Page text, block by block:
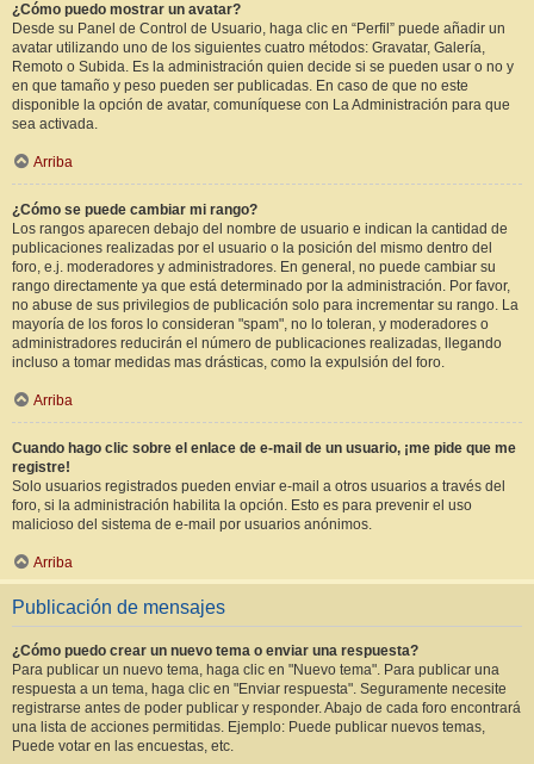
¿Cómo puedo mostrar un avatar?
Desde su Panel de Control de Usuario, haga clic en “Perfil” puede añadir un
avatar utilizando uno de los siguientes cuatro métodos: Gravatar, Galería,
Remoto o Subida. Es la administración quien decide si se pueden usar o no y
en que tamaño y peso pueden ser publicadas. En caso de que no este
disponible la opción de avatar, comuníquese con La Administración para que
sea activada.
Arriba
¿Cómo se puede cambiar mi rango?
Los rangos aparecen debajo del nombre de usuario e indican la cantidad de
publicaciones realizadas por el usuario o la posición del mismo dentro del
foro, e.j. moderadores y administradores. En general, no puede cambiar su
rango directamente ya que está determinado por la administración. Por favor,
no abuse de sus privilegios de publicación solo para incrementar su rango. La
mayoría de los foros lo consideran "spam", no lo toleran, y moderadores o
administradores reducirán el número de publicaciones realizadas, llegando
incluso a tomar medidas mas drásticas, como la expulsión del foro.
Arriba
Cuando hago clic sobre el enlace de e-mail de un usuario, ¡me pide que me
registre!
Solo usuarios registrados pueden enviar e-mail a otros usuarios a través del
foro, si la administración habilita la opción. Esto es para prevenir el uso
malicioso del sistema de e-mail por usuarios anónimos.
Arriba
Publicación de mensajes
¿Cómo puedo crear un nuevo tema o enviar una respuesta?
Para publicar un nuevo tema, haga clic en "Nuevo tema". Para publicar una
respuesta a un tema, haga clic en "Enviar respuesta". Seguramente necesite
registrarse antes de poder publicar y responder. Abajo de cada foro encontrará
una lista de acciones permitidas. Ejemplo: Puede publicar nuevos temas,
Puede votar en las encuestas, etc.